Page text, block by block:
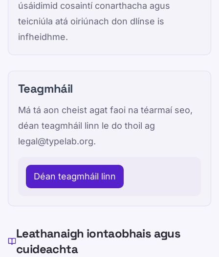
úsáidimid cosaintí conarthacha agus
teicniúla atá oiriúnach don dlínse is
infheidhme.
Teagmháil
Má tá aon cheist agat faoi na téarmaí seo,
déan teagmháil linn le do thoil ag
legal@typelab.org.
Déan teagmháil linn
Leathanaigh iontaobhais agus
cuideachta